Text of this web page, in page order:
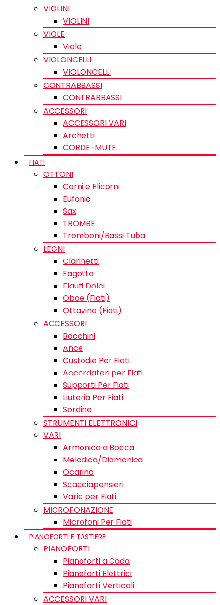
VIOLINI
VIOLINI
VIOLE
Viole
VIOLONCELLI
VIOLONCELLI
CONTRABBASSI
CONTRABBASSI
ACCESSORI
ACCESSORI VARI
Archetti
CORDE-MUTE
FIATI
OTTONI
Corni e Flicorni
Eufonio
Sax
TROMBE
Tromboni/Bassi Tuba
LEGNI
Clarinetti
Fagotto
Flauti Dolci
Oboe (Fiati)
Ottavino (Fiati)
ACCESSORI
Bocchini
Ance
Custodie Per Fiati
Accordatori per Fiati
Supporti Per Fiati
Liuteria Per Fiati
Sordine
STRUMENTI ELETTRONICI
VARI
Armonica a Bocca
Melodica/Diamonica
Ocarina
Scacciapensieri
Varie per Fiati
MICROFONAZIONE
Microfoni Per Fiati
PIANOFORTI E TASTIERE
PIANOFORTI
Pianoforti a Coda
Pianoforti Elettrici
Pianoforti Verticali
ACCESSORI VARI